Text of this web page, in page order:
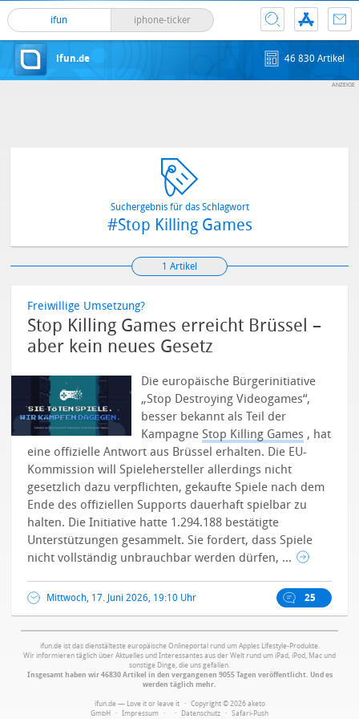
ifun iphone-ticker
ifun.de 46 830 Artikel
Suchergebnis für das Schlagwort
#Stop Killing Games
1 Artikel
Freiwillige Umsetzung?
Stop Killing Games erreicht Brüssel –
aber kein neues Gesetz
Die europäische Bürgerinitiative
„Stop Destroying Videogames“,
besser bekannt als Teil der
KampagneStop Killing Games , hat
eine offizielle Antwort aus Brüssel erhalten. Die EU-
Kommission will Spielehersteller allerdings nicht
gesetzlich dazu verpflichten, gekaufte Spiele nach dem
Ende des offiziellen Supports dauerhaft spielbar zu
halten. Die Initiative hatte 1.294.188 bestätigte
Unterstützungen gesammelt. Sie fordert, dass Spiele
nicht vollständig unbrauchbar werden dürfen, ...
Mittwoch, 17. Juni 2026, 19:10 Uhr 25
ifun.de ist das dienstälteste europäische Onlineportal rund um Apples Lifestyle-Produkte.
Wir informieren täglich über Aktuelles und Interessantes aus der Welt rund um iPad, iPod, Mac und
sonstige Dinge, die uns gefallen.
Insgesamt haben wir 46830 Artikel in den vergangenen 9055 Tagen veröffentlicht. Und es
werden täglich mehr.
ifun.de — Love it or leave it · Copyright © 2026 aketo
GmbH · Impressum · · Datenschutz · Safari-Push